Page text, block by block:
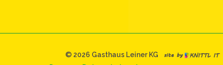
© 2026 Gasthaus Leiner KG